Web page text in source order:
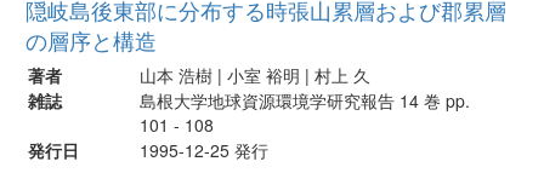
隠岐島後東部に分布する時張山累層および郡累層
の層序と構造
著者
山本 浩樹 | 小室 裕明 | 村上 久
雑誌
島根大学地球資源環境学研究報告 14 巻 pp.
101 - 108
発行日
1995-12-25 発行